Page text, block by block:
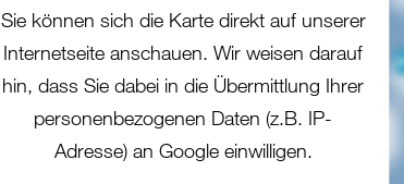
Sie können sich die Karte direkt auf unserer
Internetseite anschauen. Wir weisen darauf
hin, dass Sie dabei in die Übermittlung Ihrer
personenbezogenen Daten (z.B. IP-
Adresse) an Google einwilligen.